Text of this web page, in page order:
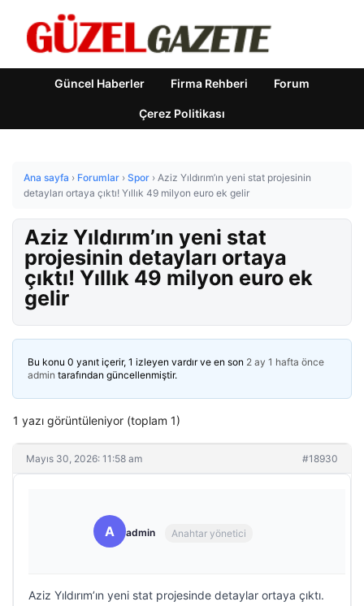
Güncel Haberler Firma Rehberi Forum
Çerez Politikası
Ana sayfa › Forumlar › Spor › Aziz Yıldırım’ın yeni stat projesinin
detayları ortaya çıktı! Yıllık 49 milyon euro ek gelir
Aziz Yıldırım’ın yeni stat
projesinin detayları ortaya
çıktı! Yıllık 49 milyon euro ek
gelir
Bu konu 0 yanıt içerir, 1 izleyen vardır ve en son 2 ay 1 hafta önce
admin tarafından güncellenmiştir.
1 yazı görüntüleniyor (toplam 1)
Mayıs 30, 2026: 11:58 am #18930
A admin Anahtar yönetici
Aziz Yıldırım’ın yeni stat projesinde detaylar ortaya çıktı.